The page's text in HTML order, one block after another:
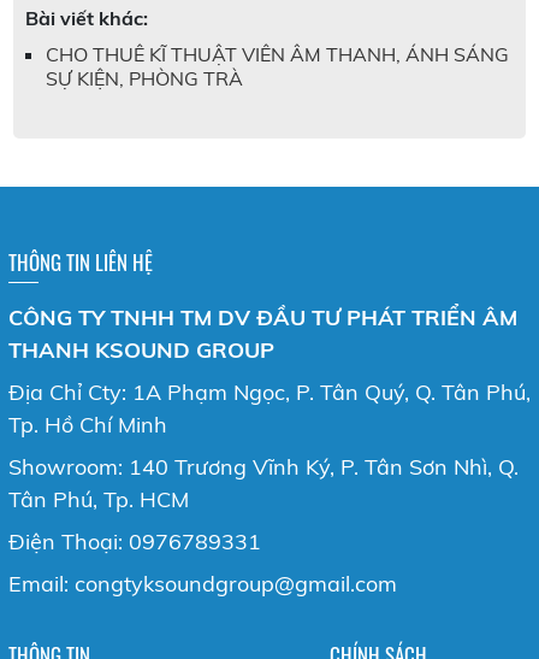
Bài viết khác:
CHO THUÊ KĨ THUẬT VIÊN ÂM THANH, ÁNH SÁNG
SỰ KIỆN, PHÒNG TRÀ
THÔNG TIN LIÊN HỆ
CÔNG TY TNHH TM DV ĐẦU TƯ PHÁT TRIỂN ÂM
THANH KSOUND GROUP
Địa Chỉ Cty: 1A Phạm Ngọc, P. Tân Quý, Q. Tân Phú,
Tp. Hồ Chí Minh
Showroom: 140 Trương Vĩnh Ký, P. Tân Sơn Nhì, Q.
Tân Phú, Tp. HCM
Điện Thoại: 0976789331
Email: congtyksoundgroup@gmail.com